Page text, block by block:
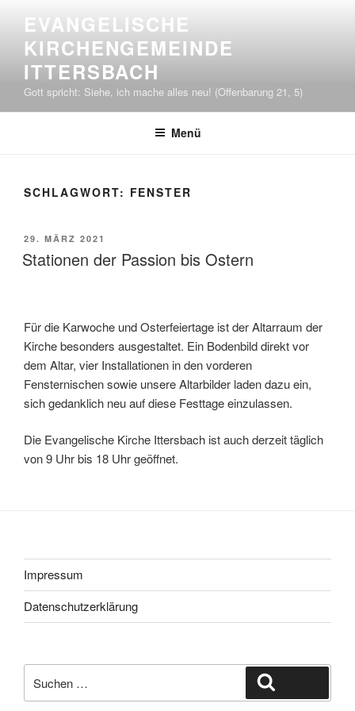
springen
EVANGELISCHE
KIRCHENGEMEINDE
ITTERSBACH
Gott spricht: Siehe, ich mache alles neu! (Offenbarung 21, 5)
Menü
SCHLAGWORT: FENSTER
VERÖFFENTLICHT
AM
29. MÄRZ 2021
Stationen der Passion bis Ostern
Für die Karwoche und Osterfeiertage ist der Altarraum der
Kirche besonders ausgestaltet. Ein Bodenbild direkt vor
dem Altar, vier Installationen in den vorderen
Fensternischen sowie unsere Altarbilder laden dazu ein,
sich gedanklich neu auf diese Festtage einzulassen.
Die Evangelische Kirche Ittersbach ist auch derzeit täglich
von 9 Uhr bis 18 Uhr geöffnet.
Impressum
Datenschutzerklärung
nach: